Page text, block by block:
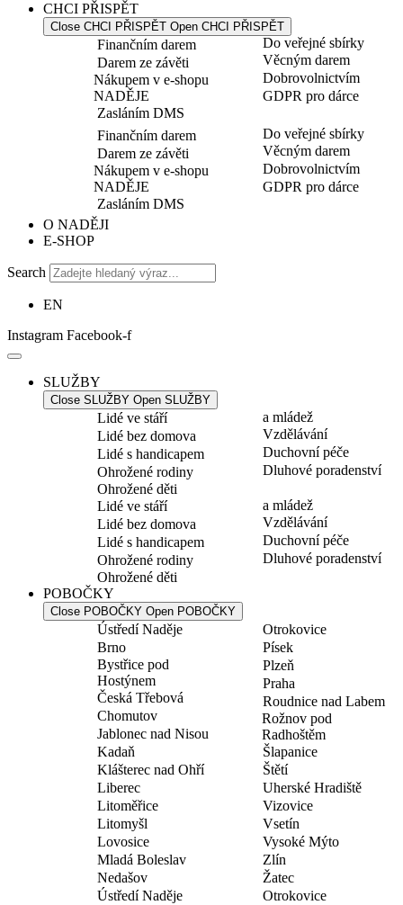
CHCI PŘISPĚT
Close CHCI PŘISPĚT Open CHCI PŘISPĚT
Finančním darem
Darem ze závěti
Nákupem v e-shopu
NADĚJE
Zasláním DMS
Do veřejné sbírky
Věcným darem
Dobrovolnictvím
GDPR pro dárce
Finančním darem
Darem ze závěti
Nákupem v e-shopu
NADĚJE
Zasláním DMS
Do veřejné sbírky
Věcným darem
Dobrovolnictvím
GDPR pro dárce
O NADĚJI
E-SHOP
Search
EN
Instagram Facebook-f
SLUŽBY
Close SLUŽBY Open SLUŽBY
Lidé ve stáří
Lidé bez domova
Lidé s handicapem
Ohrožené rodiny
Ohrožené děti
a mládež
Vzdělávání
Duchovní péče
Dluhové poradenství
Lidé ve stáří
Lidé bez domova
Lidé s handicapem
Ohrožené rodiny
Ohrožené děti
a mládež
Vzdělávání
Duchovní péče
Dluhové poradenství
POBOČKY
Close POBOČKY Open POBOČKY
Ústředí Naděje
Brno
Bystřice pod
Hostýnem
Česká Třebová
Chomutov
Jablonec nad Nisou
Kadaň
Klášterec nad Ohří
Liberec
Litoměřice
Litomyšl
Lovosice
Mladá Boleslav
Nedašov
Otrokovice
Písek
Plzeň
Praha
Roudnice nad Labem
Rožnov pod
Radhoštěm
Šlapanice
Štětí
Uherské Hradiště
Vizovice
Vsetín
Vysoké Mýto
Zlín
Žatec
Ústředí Naděje
Otrokovice